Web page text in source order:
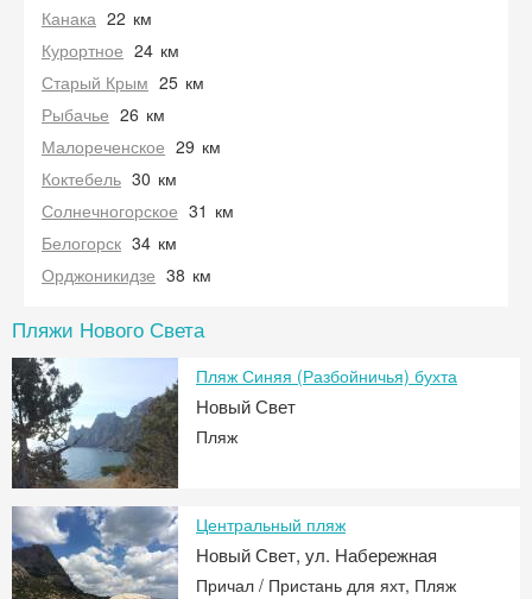
Канака 22 км
Курортное 24 км
Старый Крым 25 км
Рыбачье 26 км
Малореченское 29 км
Коктебель 30 км
Солнечногорское 31 км
Белогорск 34 км
Орджоникидзе 38 км
Пляжи Нового Света
Пляж Синяя (Разбойничья) бухта
Новый Свет
Пляж
Центральный пляж
Новый Свет, ул. Набережная
Причал / Пристань для яхт, Пляж